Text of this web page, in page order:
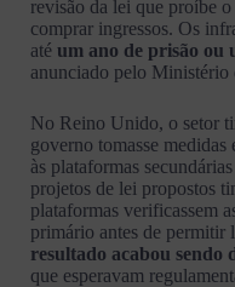
revisão da lei que proíbe
comprar ingressos. Os
até um ano de prisão ou
anunciado pelo Ministério
No Reino Unido, o setor
governo tomasse medidas
às plataformas
projetos de lei propostos
plataformas verificassem
primário antes de permitir
resultado acabou sendo
que esperavam